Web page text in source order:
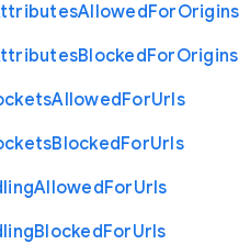
AllowedForOrigins
BlockedForOrigins
AllowedForUrls
BlockedForUrls
AllowedForUrls
BlockedForUrls